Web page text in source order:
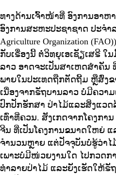
ທາງດ້ານເຈົ້າໜ້າທີ່ ອົງການອາຫ
ອົງການສະຫະປະຊາຊາດ ປະຈຳລ
Agriculture Organization
ກັບເຣື່ອງນີ້ ຕໍ່ວິທຍຸເອເຊັຽເສຣີ ໃ
ລາວ ອາດຈະເປັນສາເຫດສຳຄັນ
ພາຍໃນປະເທດຖືກຕັດຖີ້ມ ຫຼືສົ່ງຂ
ເນື່ອງຈາກຣັຖບານລາວ ບໍ່ມີຄວາ
ປົກປັກຮັກສາ ປ່າໄມ້ແລະສິ່ງແວດ
ເທົ່າທີ່ຄວນ. ສັງເກດຈາກໂຄງກາ
ຈີນ ທີ່ເປັນໂຄງການຂນາດໃຫຍ່
ຈຳນວນຫຼາຍ ແຕ່ປັຈຈຸບັນບໍ່ຮູ້ວ່າໄ
ເພາະບໍ່ມີໜ່ວຍງານໃດ ໄປກວດກ
ທຳລາຍປ່າໄມ້ ແລະຍັງເຮັດໃຫ້ຣັ